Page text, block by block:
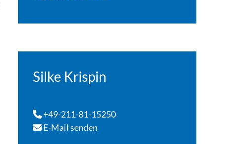
Silke Krispin
+49-211-81-15250
E-Mail senden